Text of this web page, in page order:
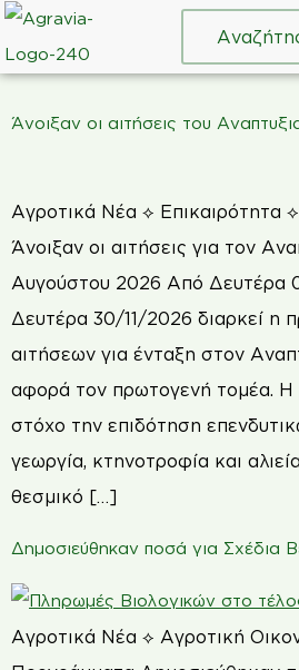
Άνοιξαν οι αιτήσεις του
Αγροτικά Νέα ⟡ Επικαιρότητα
Άνοιξαν οι αιτήσεις για τον
Αυγούστου 2026 Από Δευτέρα
Δευτέρα 30/11/2026 διαρκεί η
αιτήσεων για ένταξη στον
αφορά τον πρωτογενή τομέα. Η
στόχο την επιδότηση
γεωργία, κτηνοτροφία και
θεσμικό […]
Δημοσιεύθηκαν ποσά για Σχέδια
Αγροτικά Νέα ⟡ Αγροτική